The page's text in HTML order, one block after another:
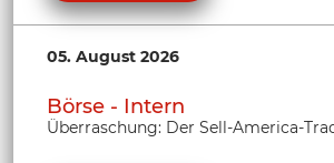
05. August 2026
Börse - Intern
Überraschung: Der Sell-America-